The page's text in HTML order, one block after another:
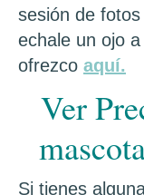
sesión de
echale un ojo
ofrezco aquí.
Ver
Si tienes